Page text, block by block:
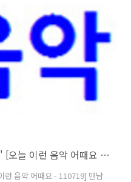
해볼 수 밖에 없는데요.;; 크
아서는 개인과 개인 간의 일..
상대방이 ..
산울림 "안녕" vs 신해철 "안녕" [오늘 이런 음악 어때요 - 110719]
음악 어때요 - 110719] 만남